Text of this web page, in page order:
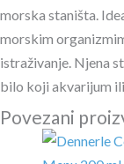
morska staništa.
morskim
istraživanje. Njena
bilo koji akvarijum
Povezani